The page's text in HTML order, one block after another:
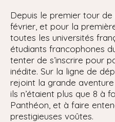
Depuis le premier tour
février, et pour la
toutes les universités
étudiants francophones
tenter de s’inscrire pour
inédite. Sur la ligne de
rejoint la grande aventure
ils n’étaient plus que 8 à
Panthéon, et à faire
prestigieuses voûtes.